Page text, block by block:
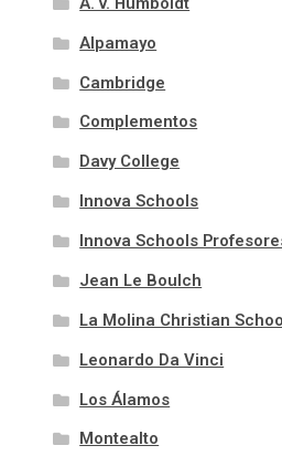
Alpamayo
Cambridge
Complementos
Davy College
Innova Schools
Innova Schools
Jean Le Boulch
La Molina Christian
Leonardo Da Vinci
Los Álamos
Montealto